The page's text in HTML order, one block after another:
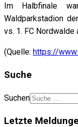
Im Halbfinale
Waldparkstadion
vs. 1. FC Nordwalde
(Quelle: https://
Suche
Suchen
Letzte